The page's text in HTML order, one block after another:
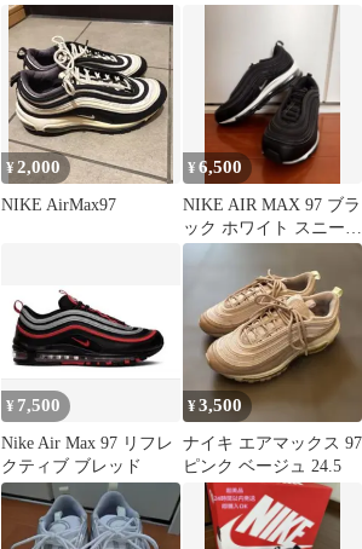
¥2,000
NIKE AirMax97
¥6,500
NIKE AIR MAX 97 ブラ
ック ホワイト スニーカ
ー
¥ 7,500
Nike Air Max 97 リフレ
クティブ ブレッド
¥3,500
ナイキ エアマックス 97
ピンク ベージュ 24.5